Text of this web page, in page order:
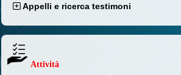
Appelli e ricerca testimoni
Attività